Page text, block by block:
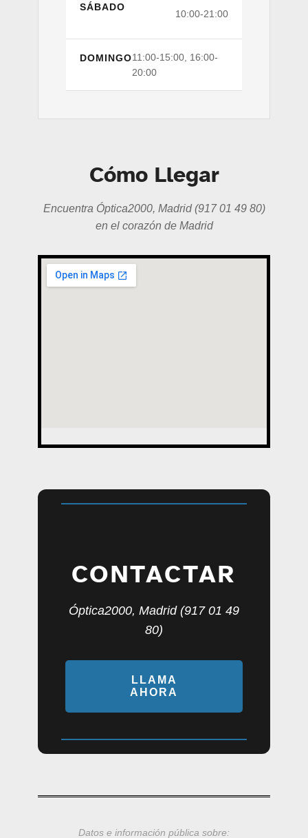
SÁBADO
10:00-21:00
DOMINGO11:00-15:00, 16:00-
20:00
Cómo Llegar
Encuentra Óptica2000, Madrid (917 01 49 80)
en el corazón de Madrid
CONTACTAR
Óptica2000, Madrid (917 01 49
80)
LLAMA
AHORA
Datos e información pública sobre: